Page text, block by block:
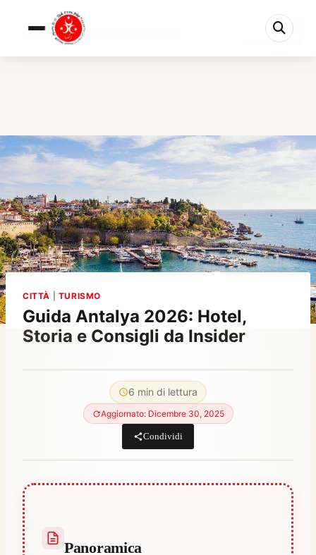
Guida Antalya 2026: Hotel, Storia e Consigli da...
6 min rimanenti
CITTÀ TURISMO
Guida Antalya 2026: Hotel,
Storia e Consigli da Insider
6 min di lettura
Aggiornato: Dicembre 30, 2025
Condividi
Panoramica